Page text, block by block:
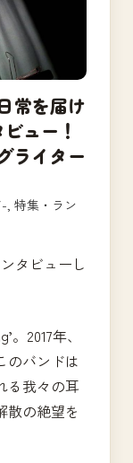
常を届け
ュー！
ライター
-,特集・ラン
タビューし
2017年、
のバンドは
る我々の耳
散の絶望を